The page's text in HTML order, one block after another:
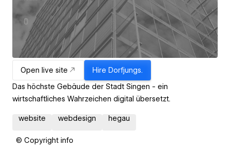
Open live site Hire Dorfjungs.
Das höchste Gebäude der Stadt Singen - ein
wirtschaftliches Wahrzeichen digital übersetzt.
website webdesign hegau
© Copyright info